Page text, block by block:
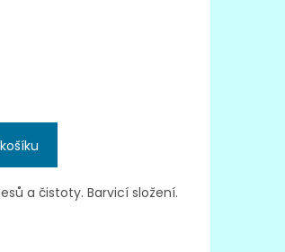
a čistoty. Barvicí složení.